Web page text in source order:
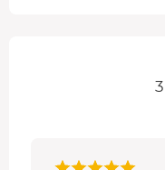
- Lors de cette balade
skipper adaptera
- De retour à votre